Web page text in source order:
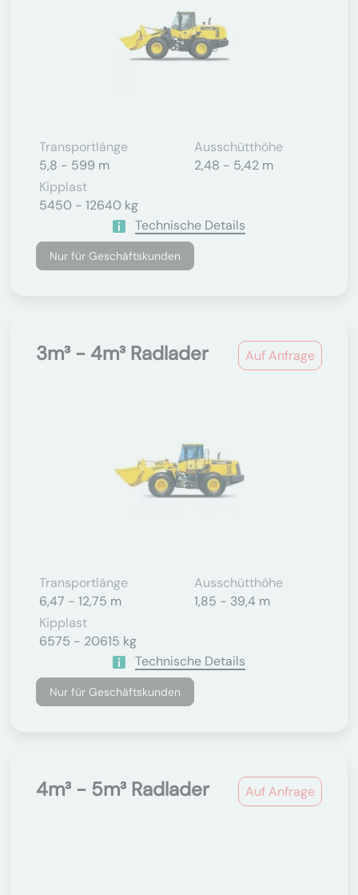
Transportlänge
5,8 - 599 m
Ausschütthöhe
2,48 - 5,42 m
Kipplast
5450 - 12640 kg
Technische Details
Nur für Geschäftskunden
Auf Anfrage
3m³ - 4m³ Radlader
Transportlänge
6,47 - 12,75 m
Ausschütthöhe
1,85 - 39,4 m
Kipplast
6575 - 20615 kg
Technische Details
Nur für Geschäftskunden
Auf Anfrage
4m³ - 5m³ Radlader